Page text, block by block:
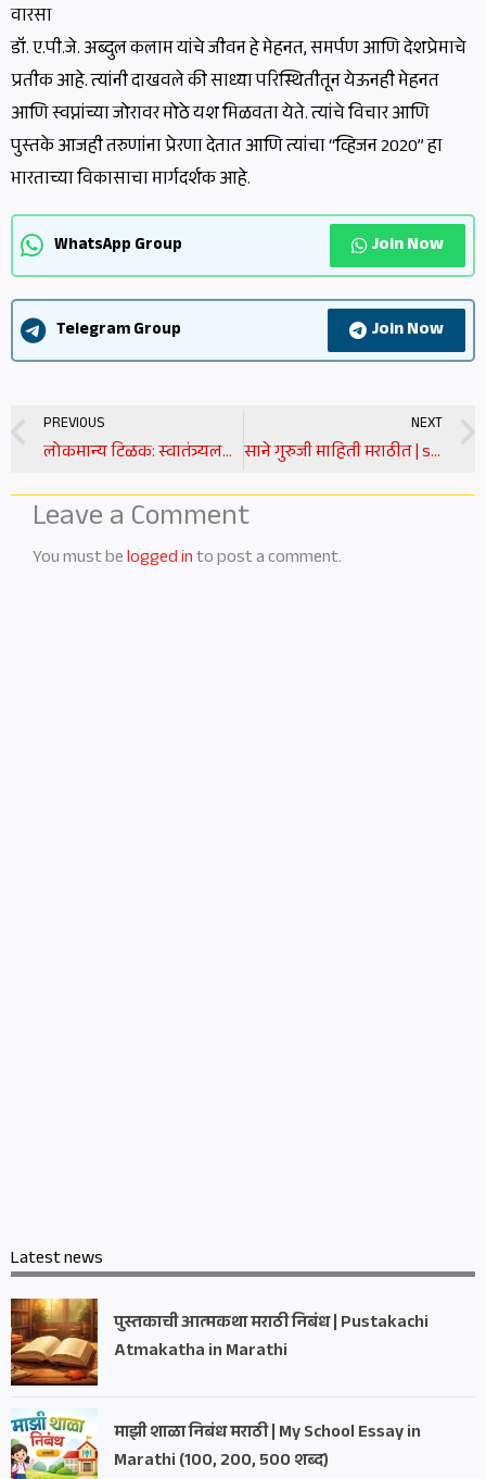
वारसा
डॉ. ए.पी.जे. अब्दुल कलाम यांचे जीवन हे मेहनत, समर्पण आणि देशप्रेमाचे
प्रतीक आहे. त्यांनी दाखवले की साध्या परिस्थितीतून येऊनही मेहनत
आणि स्वप्नांच्या जोरावर मोठे यश मिळवता येते. त्यांचे विचार आणि
पुस्तके आजही तरुणांना प्रेरणा देतात आणि त्यांचा “व्हिजन 2020” हा
भारताच्या विकासाचा मार्गदर्शक आहे.
WhatsApp Group Join Now
Telegram Group Join Now
Prev
PREVIOUS
लोकमान्य टिळक: स्वातंत्र्यलढ्याचे अग्रदूत | lokmanya tilak information in marathi
NEXT
साने गुरुजी माहिती मराठीत | sane guruji information in marathi
Leave a Comment
You must belogged into post a comment.
Latest news
पुस्तकाची आत्मकथा मराठी निबंध | Pustakachi
Atmakatha in Marathi
माझी शाळा निबंध मराठी | My School Essay in
Marathi (100, 200, 500 शब्द)